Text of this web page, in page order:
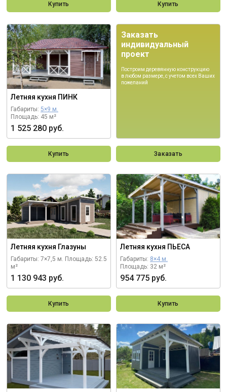
Купить Купить
Летняя кухня ПИНК
Габариты: 5×9 м.
Площадь: 45 м²
1 525 280 руб.
Купить
Заказать
индивидуальный
проект
Построим деревянную конструкцию
в любом размере, с учетом всех Ваших
пожеланий
Заказать
Летняя кухня Глазуны
Габариты: 7×7,5 м. Площадь: 52.5
м²
1 130 943 руб.
Купить
Летняя кухня ПЬЕСА
Габариты: 8×4 м.
Площадь: 32 м²
954 775 руб.
Купить